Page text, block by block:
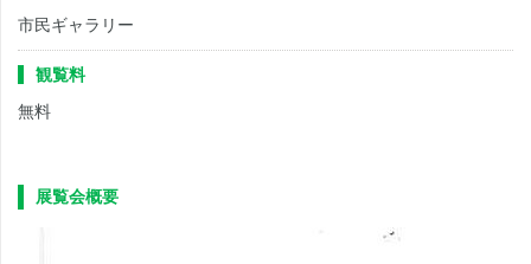
市民ギャラリー
観覧料
無料
展覧会概要